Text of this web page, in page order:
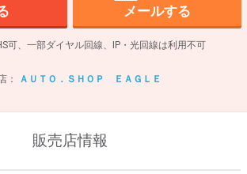
メールする
可、一部ダイヤル回線、IP・光回線は利用不可
： ＡＵＴＯ．ＳＨＯＰ ＥＡＧＬＥ
販売店情報